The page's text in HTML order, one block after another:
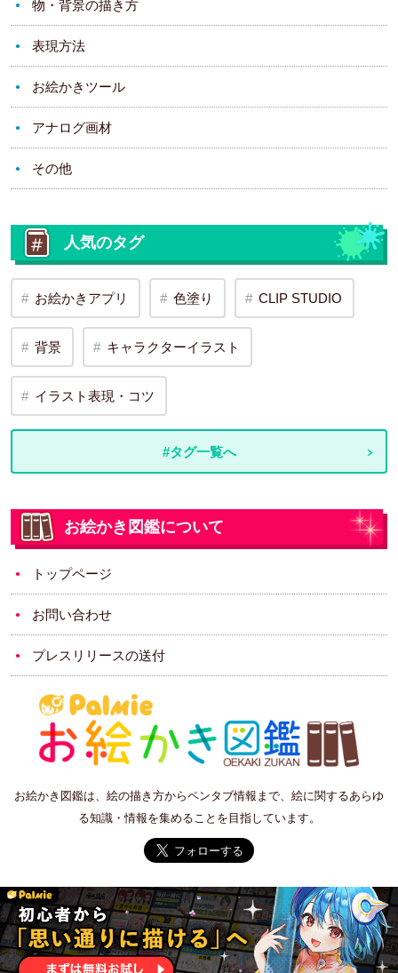
物・背景の描き方
表現方法
お絵かきツール
アナログ画材
その他
人気のタグ
お絵かきアプリ 色塗り CLIP STUDIO
背景 キャラクターイラスト
イラスト表現・コツ
#タグ一覧へ
お絵かき図鑑について
トップページ
お問い合わせ
プレスリリースの送付
お絵かき図鑑は、絵の描き方からペンタブ情報まで、絵に関するあらゆ
る知識・情報を集めることを目指しています。